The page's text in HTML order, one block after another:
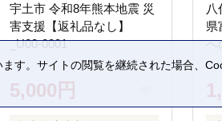
宇土市 令和8年熊本地震 災
害支援【返礼品なし】
_U00-0001
5,000円
県
へ
す。サイトの閲覧を継続された場合、